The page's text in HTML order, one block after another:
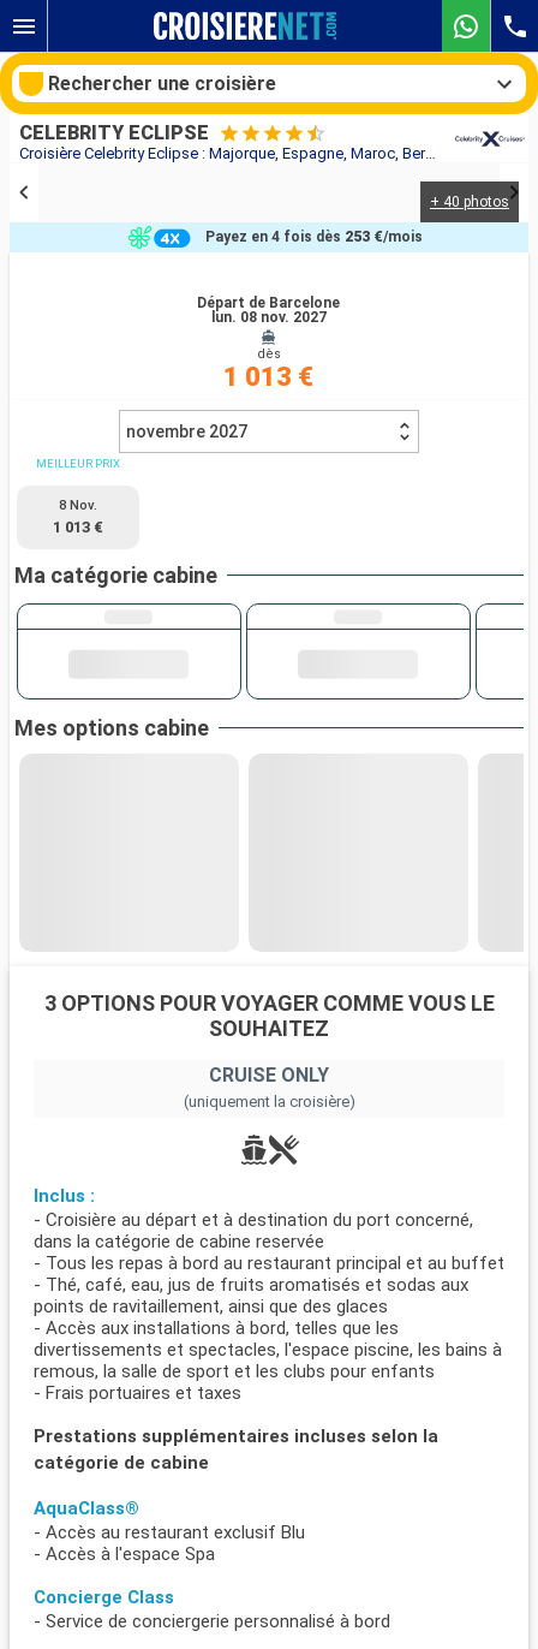
Croisière Celebrity Eclipse : Majorque, Espagne, Maroc, Bermudes, États-Unis au départ de Barcelone
CELEBRITY ECLIPSE
+ 40 photos
Départ de Barcelone
lun. 08 nov. 2027
dès
1 013 €
Payez en 4 fois dès 253 €/mois
novembre 2027
MEILLEUR PRIX
8 Nov.
1 013 €
Ma catégorie cabine
Mes options cabine
3 OPTIONS POUR VOYAGER COMME VOUS LE
SOUHAITEZ
CRUISE ONLY
(uniquement la croisière)
Inclus :
- Croisière au départ et à destination du port concerné,
dans la catégorie de cabine reservée
- Tous les repas à bord au restaurant principal et au buffet
- Thé, café, eau, jus de fruits aromatisés et sodas aux
points de ravitaillement, ainsi que des glaces
- Accès aux installations à bord, telles que les
divertissements et spectacles, l'espace piscine, les bains à
remous, la salle de sport et les clubs pour enfants
- Frais portuaires et taxes
Prestations supplémentaires incluses selon la
catégorie de cabine
AquaClass®
- Accès au restaurant exclusif Blu
- Accès à l'espace Spa
Concierge Class
- Service de conciergerie personnalisé à bord
Rechercher une croisière
Compagnies
Rechercher